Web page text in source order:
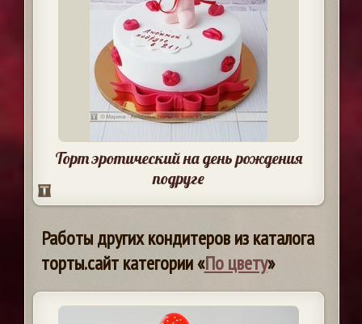
Торт эротический на день рождения
подруге
Работы других кондитеров из каталога
торты.сайт категории «По цвету»